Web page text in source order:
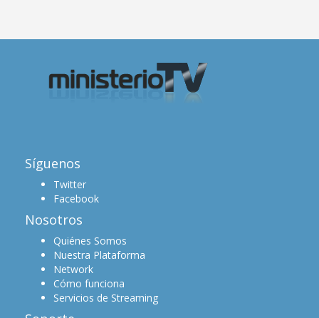
Síguenos
Twitter
Facebook
Nosotros
Quiénes Somos
Nuestra Plataforma
Network
Cómo funciona
Servicios de Streaming